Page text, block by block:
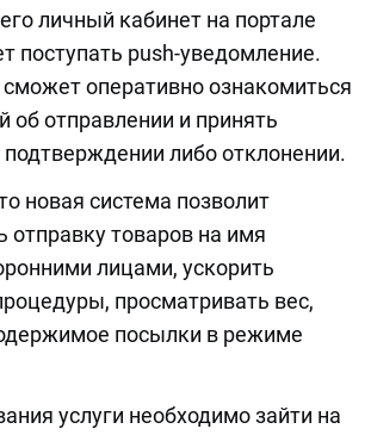
личный кабинет на портале
поступать push-уведомление.
оперативно ознакомиться
об отправлении и принять
либо отклонении.
новая система позволит
отправку товаров на имя
лицами, ускорить
просматривать вес,
посылки в режиме
услуги необходимо зайти на